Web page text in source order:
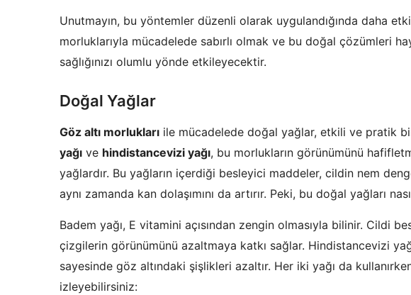
Unutmayın, bu yöntemler düzenli olarak uygulandığında daha
morluklarıyla mücadelede sabırlı olmak ve bu doğal çözümleri
sağlığınızı olumlu yönde etkileyecektir.
Doğal Yağlar
Göz altı morlukları ile mücadelede doğal yağlar, etkili ve pratik
yağı ve hindistancevizi yağı, bu morlukların görünümünü
yağlardır. Bu yağların içerdiği besleyici maddeler, cildin nem
aynı zamanda kan dolaşımını da artırır. Peki, bu doğal yağları
Badem yağı, E vitamini açısından zengin olmasıyla bilinir. Cildi
çizgilerin görünümünü azaltmaya katkı sağlar. Hindistancevizi
sayesinde göz altındaki şişlikleri azaltır. Her iki yağı da
izleyebilirsiniz: